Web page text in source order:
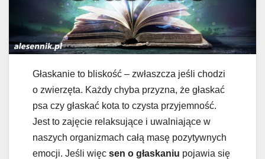
Głaskanie to bliskość – zwłaszcza jeśli chodzi
o zwierzęta. Każdy chyba przyzna, że głaskać
psa czy głaskać kota to czysta przyjemność.
Jest to zajęcie relaksujące i uwalniające w
naszych organizmach całą masę pozytywnych
emocji. Jeśli więc sen o głaskaniu pojawia się